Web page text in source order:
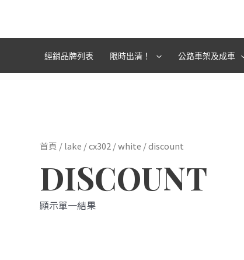
主
經銷品牌列表 限時出清！ 公路車架及成車
首頁 /lake /cx302 /white / discount
DISCOUNT
顯示單一結果